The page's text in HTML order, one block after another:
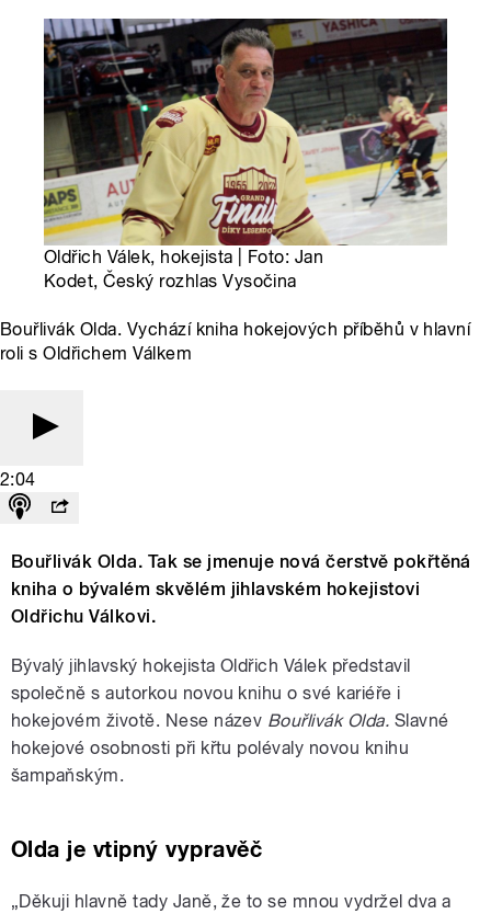
Oldřich Válek, hokejista | Foto: Jan
Kodet, Český rozhlas Vysočina
Bouřlivák Olda. Vychází kniha hokejových příběhů v hlavní
roli s Oldřichem Válkem
2:04
Bouřlivák Olda. Tak se jmenuje nová čerstvě pokřtěná
kniha o bývalém skvělém jihlavském hokejistovi
Oldřichu Válkovi.
Bývalý jihlavský hokejista Oldřich Válek představil
společně s autorkou novou knihu o své kariéře i
hokejovém životě. Nese název Bouřlivák Olda. Slavné
hokejové osobnosti při křtu polévaly novou knihu
šampaňským.
Olda je vtipný vypravěč
„Děkuji hlavně tady Janě, že to se mnou vydržel dva a